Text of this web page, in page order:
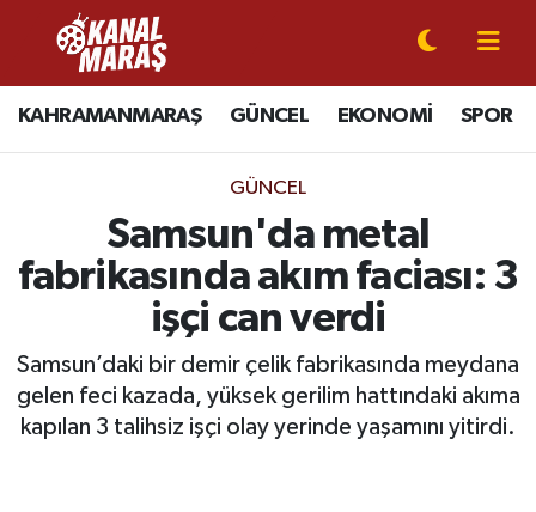
KAHRAMANMARAŞ GÜNCEL EKONOMİ SPOR
GÜNCEL
Samsun'da metal
fabrikasında akım faciası: 3
işçi can verdi
Samsun’daki bir demir çelik fabrikasında meydana
gelen feci kazada, yüksek gerilim hattındaki akıma
kapılan 3 talihsiz işçi olay yerinde yaşamını yitirdi.
CANLI YAYIN
KAHRAMANMARAŞ
SPOR
EKONOMİ
Kahramanmaraş Nöbetçi Eczaneler
Kahramanmaraş Hava Durumu
Kahramanmaraş Trafik Yoğunluk Haritası
Süper Lig Puan Durumu ve Fikstür
Tüm Manşetler